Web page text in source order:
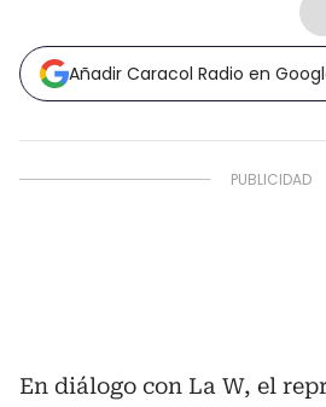
Añadir Caracol Radio en
En diálogo con La W, el